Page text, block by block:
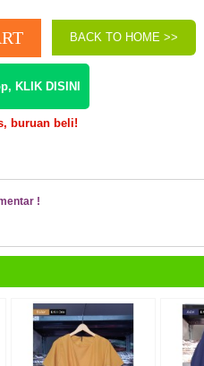
BACK TO HOME >>
KLIK DISINI
buruan beli!
!